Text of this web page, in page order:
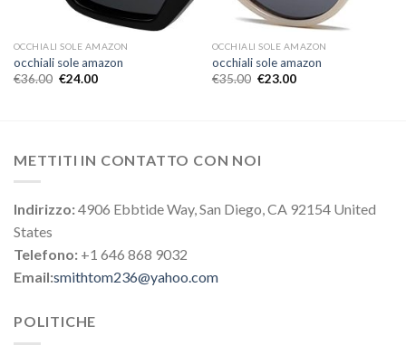
OCCHIALI SOLE AMAZON
occhiali sole amazon
€36.00 €24.00
OCCHIALI SOLE AMAZON
occhiali sole amazon
€35.00 €23.00
METTITI IN CONTATTO CON NOI
Indirizzo:4906 Ebbtide Way, San Diego, CA 92154 United
States
Telefono: +1 646 868 9032
Email:smithtom236@yahoo.com
POLITICHE